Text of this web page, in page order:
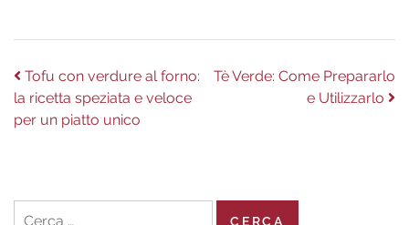
Navigazione
articoli
Previous
post:
Tofu con verdure al forno:
la ricetta speziata e veloce
per un piatto unico
Next
Tè Verde: Come Prepararlo
e Utilizzarlo